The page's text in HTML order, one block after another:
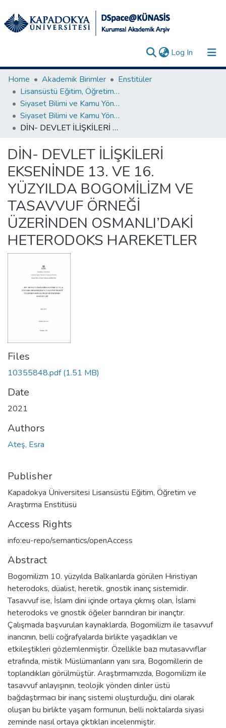
Log In (current)
Collections
All of DSpace
Statistics
Request/Question
Home Akademik Birimler
Enstitüler
Lisansüstü Eğitim, Öğretim ve Araştırma Enstitüsü
Siyaset Bilimi ve Kamu Yönetimi Anabilim Dalı
Siyaset Bilimi ve Kamu Yönetimi Anabilim Dalı - Yüksek Lisans Tez Koleksiyonu
DİN- DEVLET İLİŞKİLERİ EKSENİNDE 13. VE 16. YÜZYILDA BOGOMİLİZM VE TASAVVUF ÖRNEĞİ ÜZERİNDEN OSMANLI’DAKİ HETERODOKS HAREKETLER
DİN- DEVLET İLİŞKİLERİ
EKSENİNDE 13. VE 16.
YÜZYILDA BOGOMİLİZM VE
TASAVVUF ÖRNEĞİ
ÜZERİNDEN OSMANLI’DAKİ
HETERODOKS HAREKETLER
Files
10355848.pdf(1.51 MB)
Date
2021
Authors
Ateş, Esra
Publisher
Kapadokya Üniversitesi Lisansüstü Eğitim, Öğretim ve
Araştırma Enstitüsü
Access Rights
info:eu-repo/semantics/openAccess
Abstract
Bogomilizm 10. yüzyılda Balkanlarda görülen Hıristiyan
heterodoks, düalist, heretik, gnostik inanç sistemidir.
Tasavvuf ise, İslam dini içinde ortaya çıkmış olan, İslami
heterodoks ve gnostik öğeler barındıran bir inançtır.
Çalışmada başvurulan kaynaklarda, Bogomilizm ile tasavvuf
inancının, belli coğrafyalarda birlikte yaşadıkları ve
etkileştikleri gözlemlenmiştir. Özellikle bazı mutasavvıflar
etrafında, mistik Müslümanların yanı sıra, Bogomillerin de
toplandıkları görülmüştür. Araştırmamızda, Bogomilizm ile
tasavvuf anlayışının, teolojik yönden dinler üstü
bağdaştırmacı bir inanç sistemi oluşturduğu, dini olarak
oluşan bu birlikte yaşam formunun, belli noktalarda siyasi
zeminde nasıl ortaya çıktıkları incelenmiştir.